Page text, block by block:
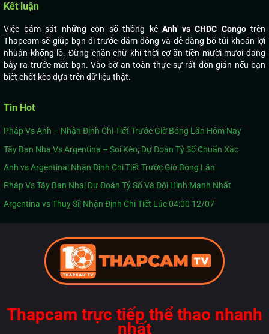
Kết luận
Việc bám sát những con số thống kê Anh vs CHDC Congo trên
Thapcam sẽ giúp bạn đi trước đám đông và dễ dàng bỏ túi khoản lợi
nhuận khổng lồ. Đừng chần chừ khi thời cơ ăn tiền mười mươi đang
bày ra trước mắt bạn. Vào bờ an toàn thực sự rất đơn giản nếu bạn
biết chốt kèo dựa trên dữ liệu thật.
Tin Hot
Pháp Vs Anh – Nhận Định Chi Tiết Trước Giờ Bóng Lăn Hôm Nay
Tây Ban Nha Vs Argentina – Soi Kèo, Dự Đoán Tỷ Số Chuẩn Xác
Anh vs Argentina| Nhận Định Chi Tiết Trước Giờ Bóng Lăn
Pháp Vs Tây Ban Nha| Dự Đoán Tỷ Số Và Đội Hình Mạnh Nhất
Argentina vs Thuỵ Sĩ| Nhận Định Chi Tiết Lúc 04:00 12/07
Thapcam trực tiếp thể thao nhanh
nhất